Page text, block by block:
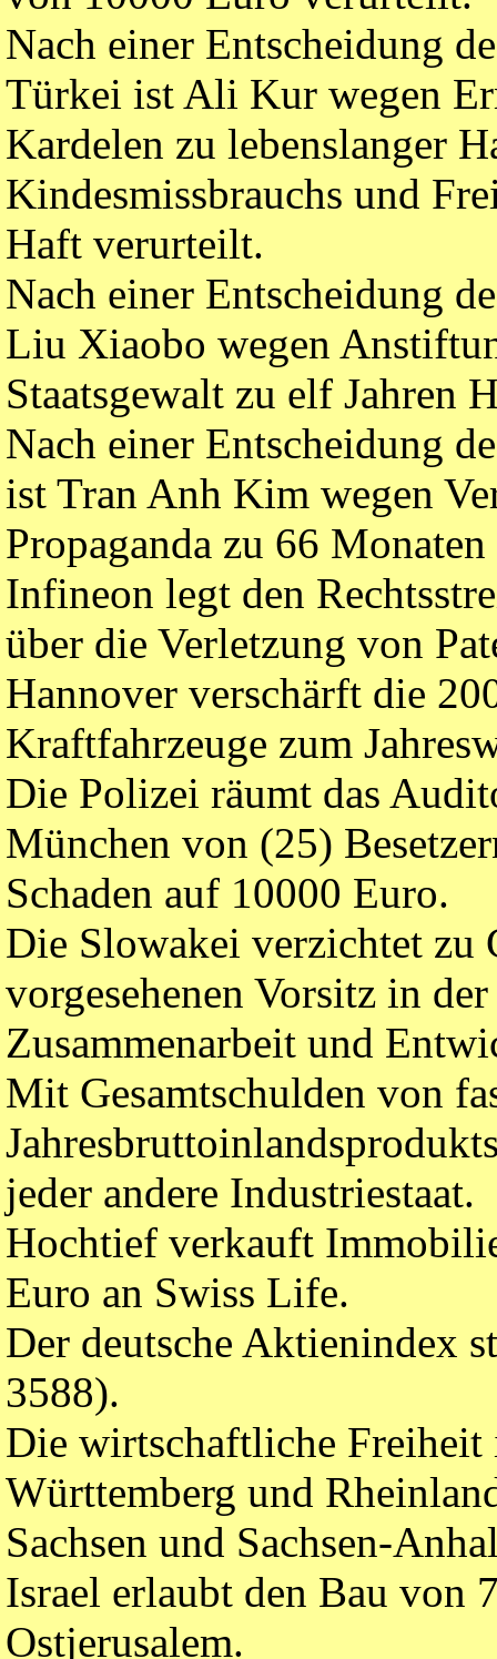
Nach einer Entscheidung
Türkei ist Ali Kur wegen
Kardelen zu lebenslanger
Kindesmissbrauchs und
Haft verurteilt.
Nach einer Entscheidung
Liu Xiaobo wegen
Staatsgewalt zu elf Jahren
Nach einer Entscheidung
ist Tran Anh Kim wegen
Propaganda zu 66
Infineon legt den
über die Verletzung von
Hannover verschärft die
Kraftfahrzeuge zum
Die Polizei räumt das
München von (25)
Schaden auf 10000 Euro.
Die Slowakei verzichtet zu
vorgesehenen Vorsitz in
Zusammenarbeit und
Mit Gesamtschulden von
jeder andere Industriestaat.
Hochtief verkauft
Euro an Swiss Life.
Der deutsche Aktienindex
3588).
Die wirtschaftliche Freiheit
Württemberg und
Sachsen und Sachsen-
Israel erlaubt den Bau von
Ostjerusalem.